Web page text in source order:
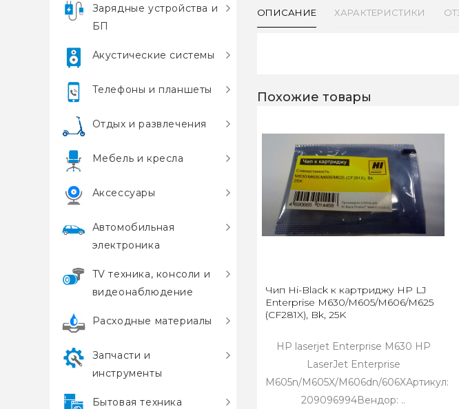
Зарядные устройства и
БП
Акустические системы
Телефоны и планшеты
Отдых и развлечения
Мебель и кресла
Аксессуары
Автомобильная
электроника
TV техника, консоли и
видеонаблюдение
Расходные материалы
Запчасти и
инструменты
Бытовая техника
ОПИСАНИЕ ХАРАКТЕРИСТИКИ
Похожие товары
Чип Hi-Black к картриджу HP LJ
Enterprise M630/M605/M606/M625
(CF281X), Bk, 25K
HP laserjet Enterprise M630 HP
LaserJet Enterprise
M605n/M605X/M606dn/606XАртикул:
209096994Вендор: ..